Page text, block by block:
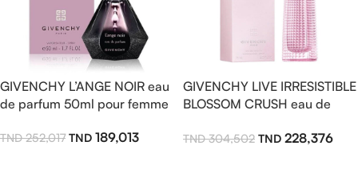
GIVENCHY L’ANGE NOIR eau
de parfum 50ml pour femme
252,017 189,013
GIVENCHY LIVE IRRESISTIBLE
BLOSSOM CRUSH eau de
304,502 228,376